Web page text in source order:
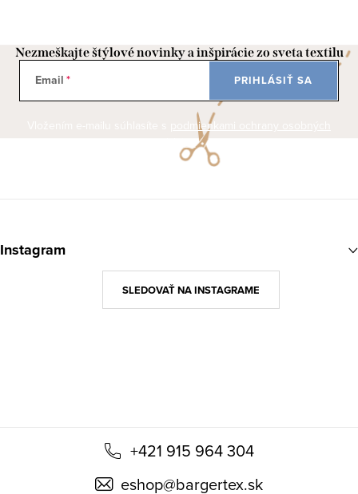
vNezmeškajte štýlové novinky a inšpirácie zo sveta textilu
Email
podmienkami ochrany osobných
údajov
PRIHLÁSIŤ SA
á
+421 915 964 304
eshop@bargertex.sk
Instagram
SLEDOVAŤ NA INSTAGRAME